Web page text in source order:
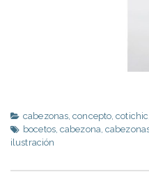
cabezonas,concepto,cotichic
bocetos,cabezona,
ilustración